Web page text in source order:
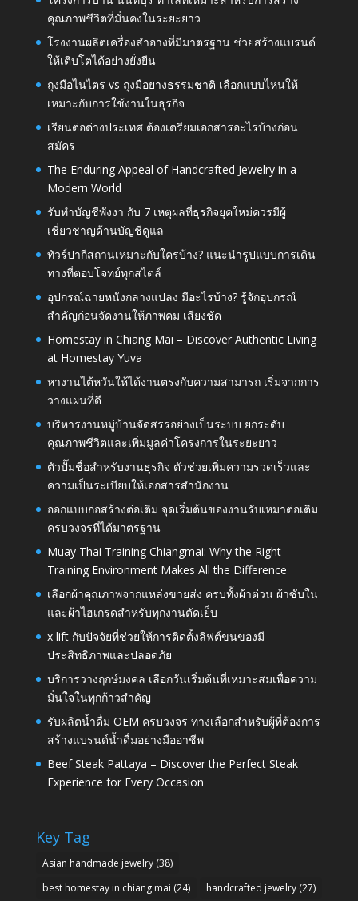
คุณภาพชีวิตที่มั่นคงในระยะยาว
โรงงานผลิตเครื่องสำอางที่มีมาตรฐาน ช่วยสร้างแบรนด์
ให้เติบโตได้อย่างยั่งยืน
ถุงมือไนไตร vs ถุงมือยางธรรมชาติ เลือกแบบไหนให้
เหมาะกับการใช้งานในธุรกิจ
เรียนต่อต่างประเทศ ต้องเตรียมเอกสารอะไรบ้างก่อน
สมัคร
The Enduring Appeal of Handcrafted Jewelry in a
Modern World
รับทำบัญชีพังงา กับ 7 เหตุผลที่ธุรกิจยุคใหม่ควรมีผู้
เชี่ยวชาญด้านบัญชีดูแล
ทัวร์ปากีสถานเหมาะกับใครบ้าง? แนะนำรูปแบบการเดิน
ทางที่ตอบโจทย์ทุกสไตล์
อุปกรณ์ฉายหนังกลางแปลง มีอะไรบ้าง? รู้จักอุปกรณ์
สำคัญก่อนจัดงานให้ภาพคม เสียงชัด
Homestay in Chiang Mai – Discover Authentic Living
at Homestay Yuva
หางานไต้หวันให้ได้งานตรงกับความสามารถ เริ่มจากการ
วางแผนที่ดี
บริหารงานหมู่บ้านจัดสรรอย่างเป็นระบบ ยกระดับ
คุณภาพชีวิตและเพิ่มมูลค่าโครงการในระยะยาว
ตัวปั๊มชื่อสำหรับงานธุรกิจ ตัวช่วยเพิ่มความรวดเร็วและ
ความเป็นระเบียบให้เอกสารสำนักงาน
ออกแบบก่อสร้างต่อเติม จุดเริ่มต้นของงานรับเหมาต่อเติม
ครบวงจรที่ได้มาตรฐาน
Muay Thai Training Chiangmai: Why the Right
Training Environment Makes All the Difference
เลือกผ้าคุณภาพจากแหล่งขายส่ง ครบทั้งผ้าต่วน ผ้าซับใน
และผ้าไฮเกรดสำหรับทุกงานตัดเย็บ
x lift กับปัจจัยที่ช่วยให้การติดตั้งลิฟต์ขนของมี
ประสิทธิภาพและปลอดภัย
บริการวางฤกษ์มงคล เลือกวันเริ่มต้นที่เหมาะสมเพื่อความ
มั่นใจในทุกก้าวสำคัญ
รับผลิตน้ำดื่ม OEM ครบวงจร ทางเลือกสำหรับผู้ที่ต้องการ
สร้างแบรนด์น้ำดื่มอย่างมืออาชีพ
Beef Steak Pattaya – Discover the Perfect Steak
Experience for Every Occasion
Key Tag
Asian handmade jewelry(38)
best homestay in chiang mai (24) handcrafted jewelry(27)